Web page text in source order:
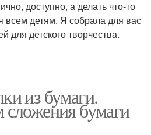
доступно, а делать что-то
всем детям. Я собрала для вас
для детского творчества.
из бумаги.
бумаги